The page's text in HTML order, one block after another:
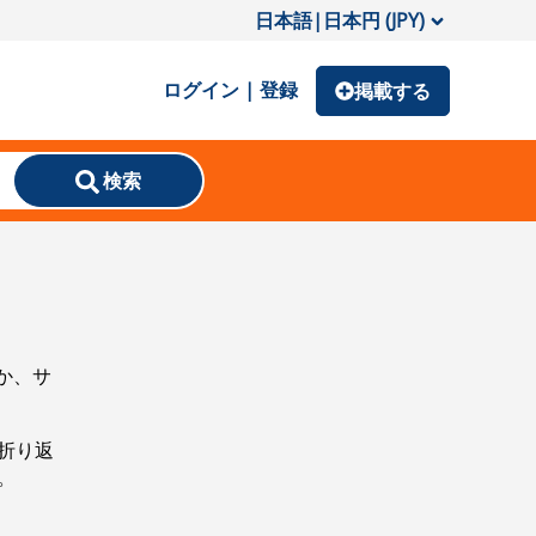
日本語| 日本円 (JPY)
ログイン | 登録 掲載する
検索
、サ
り返